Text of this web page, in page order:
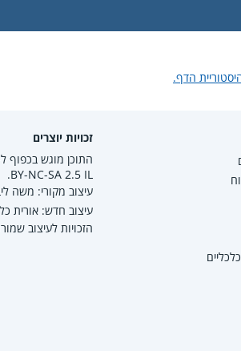
הדף.
זכויות יוצרים
BY-NC-SA 2.5 IL.
עיצוב מקורי: משה
עיצוב חדש: אורית
הזכויות לעיצוב